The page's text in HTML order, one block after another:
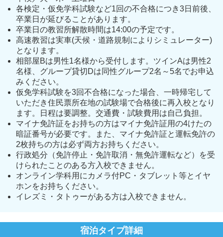
各検定・仮免学科試験など1回の不合格につき3日前後、
卒業日が延びることがあります。
卒業日の教習所解散時間は14:00の予定です。
高速教習は実車(天候・道路規制によりシミュレーター)
となります。
相部屋Bは男性1名様から受付します。ツインAは男性2
名様、グループ貸切Dは同性グループ2名～5名でお申込
みください。
仮免学科試験を3回不合格になった場合、一時帰宅して
いただき住民票所在地の試験場で合格後に再入校となり
ます。日程は要調整。交通費・試験費用は自己負担。
マイナ免許証をお持ちの方はマイナ免許証用の4けたの
暗証番号が必要です。また、マイナ免許証と運転免許の
2枚持ちの方は必ず両方お持ちください。
行政処分（免許停止・免許取消・無免許運転など）を受
けられたことのある方入校できません。
オンライン学科用にカメラ付PC・タブレット等とイヤ
ホンをお持ちください。
イレズミ・タトゥーがある方は入校できません。
宿泊タイプ詳細